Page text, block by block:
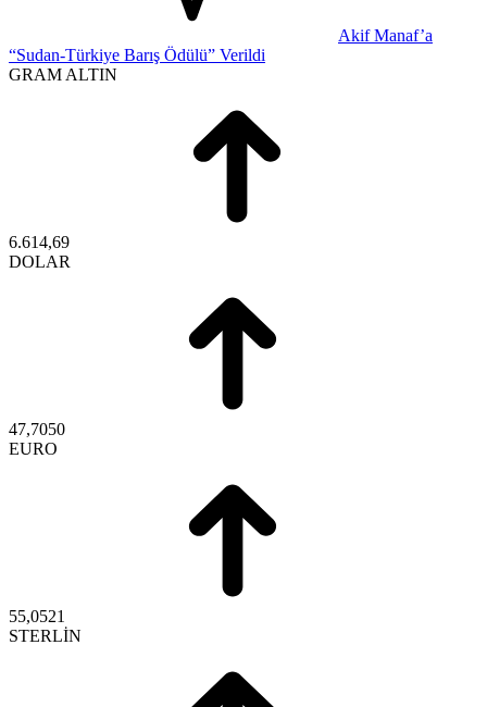
Akif Manaf’a
“Sudan-Türkiye Barış Ödülü” Verildi
GRAM ALTIN
6.614,69
DOLAR
47,7050
EURO
55,0521
STERLİN